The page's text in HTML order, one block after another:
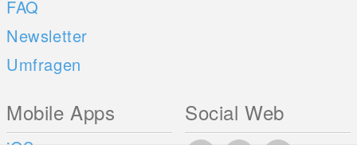
FAQ
Newsletter
Umfragen
Mobile Apps Social Web